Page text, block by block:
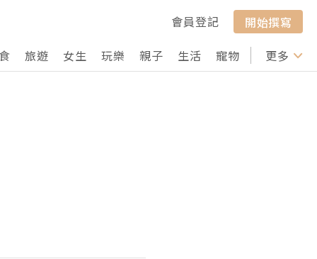
會員登記
開始撰寫
旅遊 女生 玩樂 親子 生活 寵物 行山 打卡
更多